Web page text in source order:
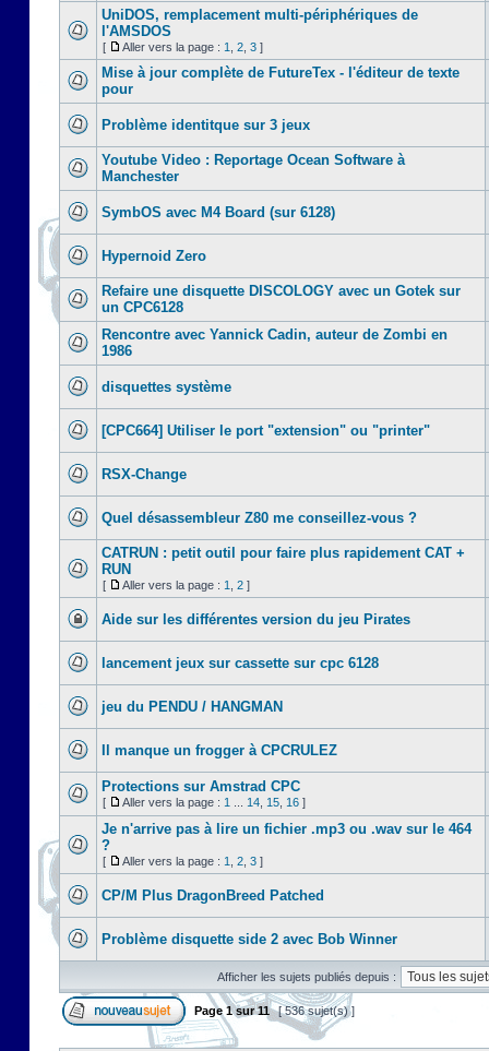
UniDOS, remplacement multi-périphériques de
l'AMSDOS
[ Aller vers la page : 1 2 3 ]
Mise à jour complète de FutureTex - l'éditeur de texte
pour
Problème identitque sur 3 jeux
Youtube Video : Reportage Ocean Software à
Manchester
SymbOS avec M4 Board (sur 6128)
Hypernoid Zero
Refaire une disquette DISCOLOGY avec un Gotek sur
un CPC6128
Rencontre avec Yannick Cadin, auteur de Zombi en
1986
disquettes système
[CPC664] Utiliser le port "extension" ou "printer"
RSX-Change
Quel désassembleur Z80 me conseillez-vous ?
CATRUN : petit outil pour faire plus rapidement CAT +
RUN
[ Aller vers la page : 1 2 ]
Aide sur les différentes version du jeu Pirates
lancement jeux sur cassette sur cpc 6128
jeu du PENDU / HANGMAN
Il manque un frogger à CPCRULEZ
Protections sur Amstrad CPC
[ Aller vers la page : 1 14 15 16 ]
Je n'arrive pas à lire un fichier .mp3 ou .wav sur le 464
?
[ Aller vers la page : 1 2 3 ]
CP/M Plus DragonBreed Patched
Problème disquette side 2 avec Bob Winner
Afficher les sujets publiés depuis :
Page 1sur11 [ 536 sujet(s) ]